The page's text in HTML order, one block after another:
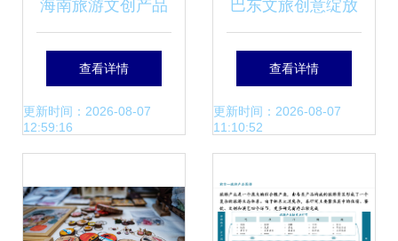
海南旅游文创产品
——临高红米糟包
装设计（房景峰）
查看详情
更新时间：2026-08-07
12:59:16
巴东文旅创意绽放
旅游产品类优秀作
品展示
查看详情
更新时间：2026-08-07
11:10:52